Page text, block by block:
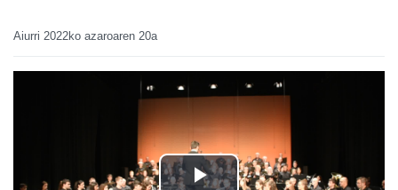
Aiurri 2022ko azaroaren 20a